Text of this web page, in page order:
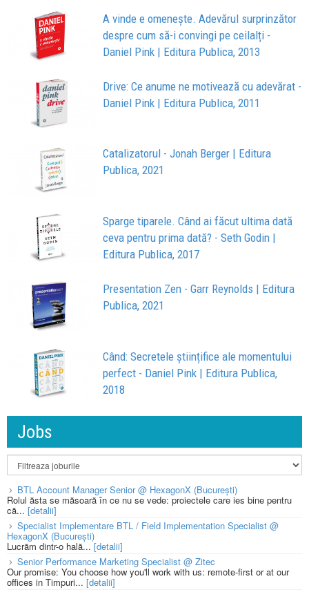
A vinde e omenește. Adevărul surprinzător
despre cum să-i convingi pe ceilalți -
Daniel Pink | Editura Publica, 2013
Drive: Ce anume ne motivează cu adevărat -
Daniel Pink | Editura Publica, 2011
Catalizatorul - Jonah Berger | Editura
Publica, 2021
Sparge tiparele. Când ai făcut ultima dată
ceva pentru prima dată? - Seth Godin |
Editura Publica, 2017
Presentation Zen - Garr Reynolds | Editura
Publica, 2021
Când: Secretele științifice ale momentului
perfect - Daniel Pink | Editura Publica,
2018
Jobs
BTL Account Manager Senior @ HexagonX (București)
Rolul ăsta se măsoară în ce nu se vede: proiectele care ies bine pentru
că... [detalii]
Specialist Implementare BTL / Field Implementation Specialist @
HexagonX (București)
Lucrăm dintr-o hală...[detalii]
Senior Performance Marketing Specialist @ Zitec
Our promise: You choose how you'll work with us: remote-first or at our
offices in Timpuri... [detalii]